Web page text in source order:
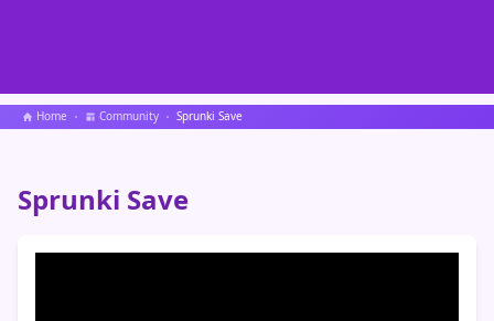
Home Community Sprunki Save
Sprunki Save